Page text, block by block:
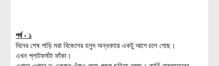
পর্ব - ১
দিনের শেষ গাড়ি মরা বিকেলের হলুদ অন্ধকারে একটু আগে চলে গেছে।
এখন প্লাটফর্মটা ফাঁকা।